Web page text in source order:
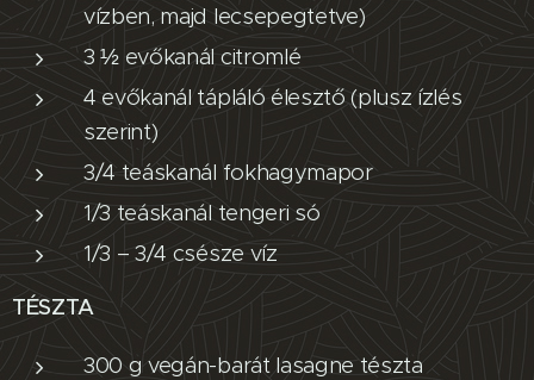
vízben, majd lecsepegtetve)
3 ½ evőkanál citromlé
4 evőkanál tápláló élesztő (plusz ízlés
szerint)
3/4 teáskanál fokhagymapor
1/3 teáskanál tengeri só
1/3 – 3/4 csésze víz
TÉSZTA
300 g vegán-barát lasagne tészta